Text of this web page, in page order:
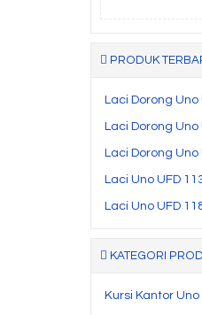
PRODUK
Laci Dorong Uno
Laci Dorong Uno
Laci Dorong
Laci Uno UFD
Laci Uno UFD
KATEGORI
Kursi Kantor Uno